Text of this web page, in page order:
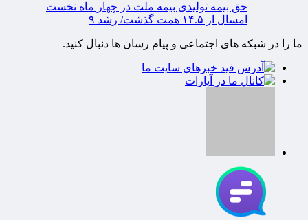
حق بیمه تولیدی بیمه ملت در چهار ماه نخست
امسال از ۱۴.۵ همت گذشت/ رشد ۹
ما را در شبکه های اجتماعی و پیام رسان ها دنبال کنید.